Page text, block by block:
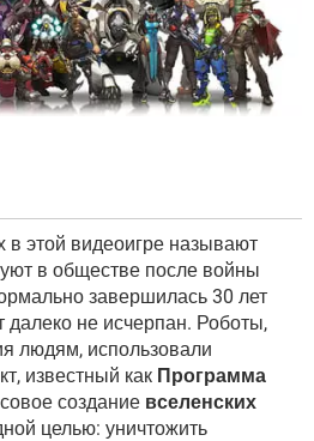
этой видеоигре называют
в обществе после войны
завершилась 30 лет
далеко не исчерпан. Роботы,
людям, использовали
известный как Программа
создание вселенских
целью: уничтожить